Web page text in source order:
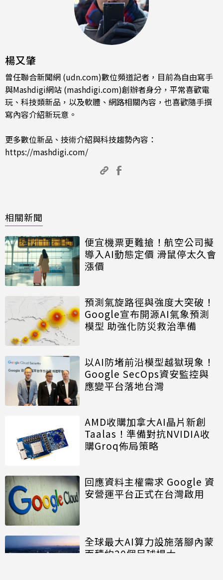
楊又肇
曾任聯合新聞網 (udn.com)數位頻道記者，目前為自由寫手
與Mashdigi網站 (mashdigi.com)創辦者身分，平常喜歡電
玩、科技類新品，以及軟體、網路相關內容，也喜歡隨手撰
寫內容介紹新玩意。
更多數位新品、技術介紹與科技趨勢內容：
https://mashdigi.com/
相關新聞
便宜機票更難搶！航空公司擬
導入AI動態定價 滑鼠停太久會
漲價
預測氣旋路徑與強度大突破！
Google宣布開源AI氣象預測
模型 助強化防災救治準備
以AI防堵前沿模型越獄現象！
Google SecOps資安監控與
應變平台落地台灣
AMD收購加拿大AI晶片新創
Taalas！準備對抗NVIDIA收
購Groq佈局策略
回應資料主權需求 Google 資
安營運平台正式在台灣啟用
全球最大AI算力設施落腳內蒙
面積約20個足球場大